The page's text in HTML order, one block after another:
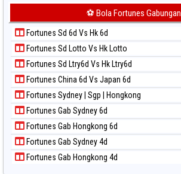
Paito Harian Korea
Paito Harian Kuda Lari
Paito Harian Magnum Cambodia
Paito Harian Nagoya
Paito Harian New York Midday
Paito Harian North Carolina Day
Paito Harian Pcso
Paito Harian Pennsylvania Day
Paito Harian Sao Paulo
Paito Harian Singapore
Paito Harian Sydney
⚽ Bola Fortunes Gabungan
Fortunes Sd 6d Vs Hk 6d
Fortunes Sd Lotto Vs Hk Lotto
Fortunes Sd Ltry6d Vs Hk Ltry6d
Fortunes China 6d Vs Japan 6d
Fortunes Sydney | Sgp | Hongkong
Fortunes Gab Sydney 6d
Fortunes Gab Hongkong 6d
Fortunes Gab Sydney 4d
Fortunes Gab Hongkong 4d